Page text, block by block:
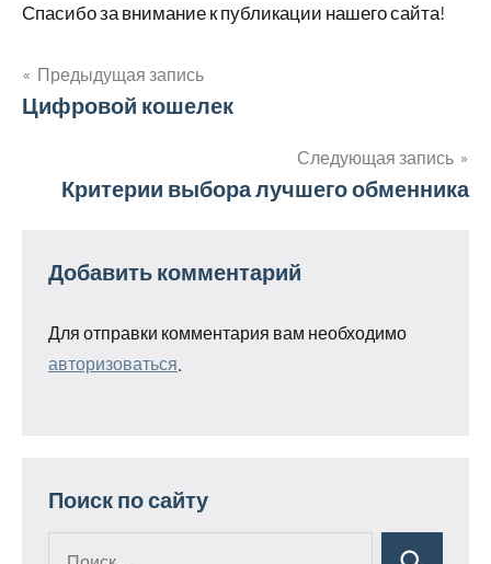
Спасибо за внимание к публикации нашего сайта!
Навигация
записям
Предыдущая запись
Цифровой кошелек
Следующая запись
Критерии выбора лучшего обменника
Добавить комментарий
Для отправки комментария вам необходимо
авторизоваться
Поиск по сайту